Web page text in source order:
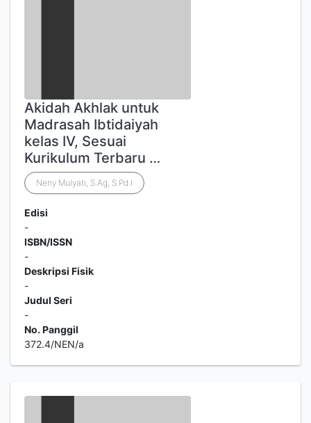
Akidah Akhlak untuk
Madrasah Ibtidaiyah
kelas IV, Sesuai
Kurikulum Terbaru …
Neny Mulyati, S.Ag, S.Pd.I
Edisi
-
ISBN/ISSN
-
Deskripsi Fisik
-
Judul Seri
-
No. Panggil
372.4/NEN/a